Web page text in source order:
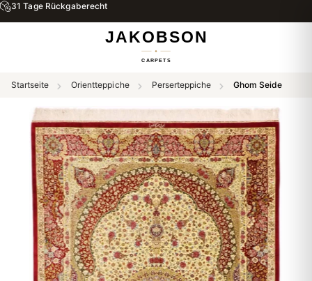
31 Tage Rückgaberecht
Startseite Orientteppiche Perserteppiche Ghom Seide